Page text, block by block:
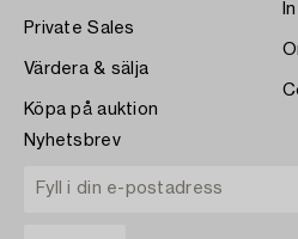
Private Sales
Värdera & sälja
Köpa på auktion
Nyhetsbrev